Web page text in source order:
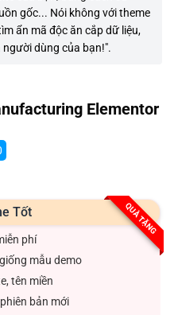
gốc... Nói không với theme
ẩn mã độc ăn cắp dữ liệu,
người dùng của bạn!".
Elementor
QUÀ TẶNG
Tốt
phí
mẫu demo
tên miền
bản mới